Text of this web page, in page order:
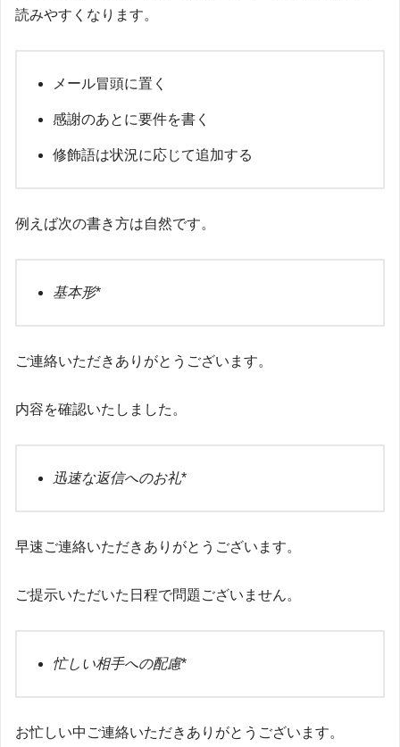
読みやすくなります。
メール冒頭に置く
感謝のあとに要件を書く
修飾語は状況に応じて追加する
例えば次の書き方は自然です。
基本形*
ご連絡いただきありがとうございます。
内容を確認いたしました。
迅速な返信へのお礼*
早速ご連絡いただきありがとうございます。
ご提示いただいた日程で問題ございません。
忙しい相手への配慮*
お忙しい中ご連絡いただきありがとうございます。